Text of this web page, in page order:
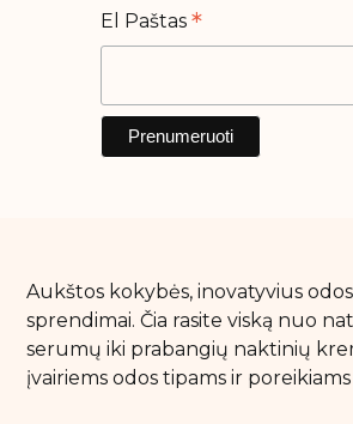
El Paštas *
Aukštos kokybės, inovatyvius
sprendimai. Čia rasite viską nuo
serumų iki prabangių naktinių
įvairiems odos tipams ir poreikiams